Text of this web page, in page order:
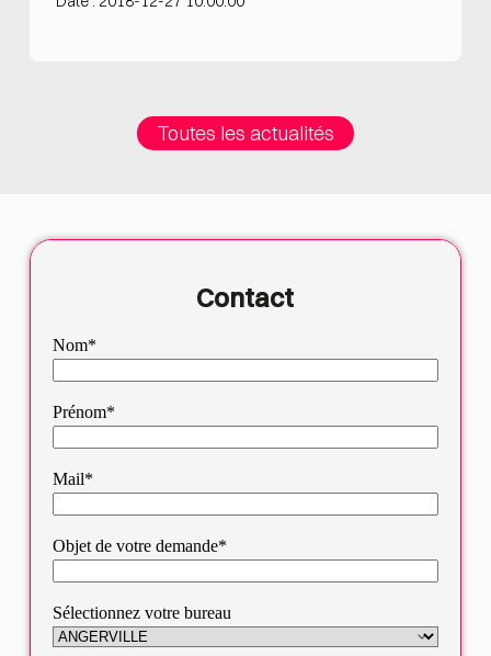
Toutes les actualités
Contact
Nom*
Prénom*
Mail*
Objet de votre demande*
Sélectionnez votre bureau